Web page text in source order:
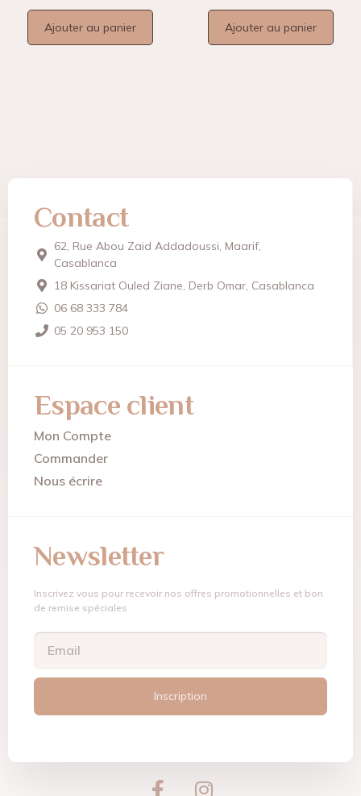
Ajouter au panier Ajouter au panier
Contact
62, Rue Abou Zaid Addadoussi, Maarif,
Casablanca
18 Kissariat Ouled Ziane, Derb Omar, Casablanca
06 68 333 784
05 20 953 150
Espace client
Mon Compte
Commander
Nous écrire
Newsletter
Inscrivez vous pour recevoir nos offres promotionnelles et bon
de remise spéciales
Inscription